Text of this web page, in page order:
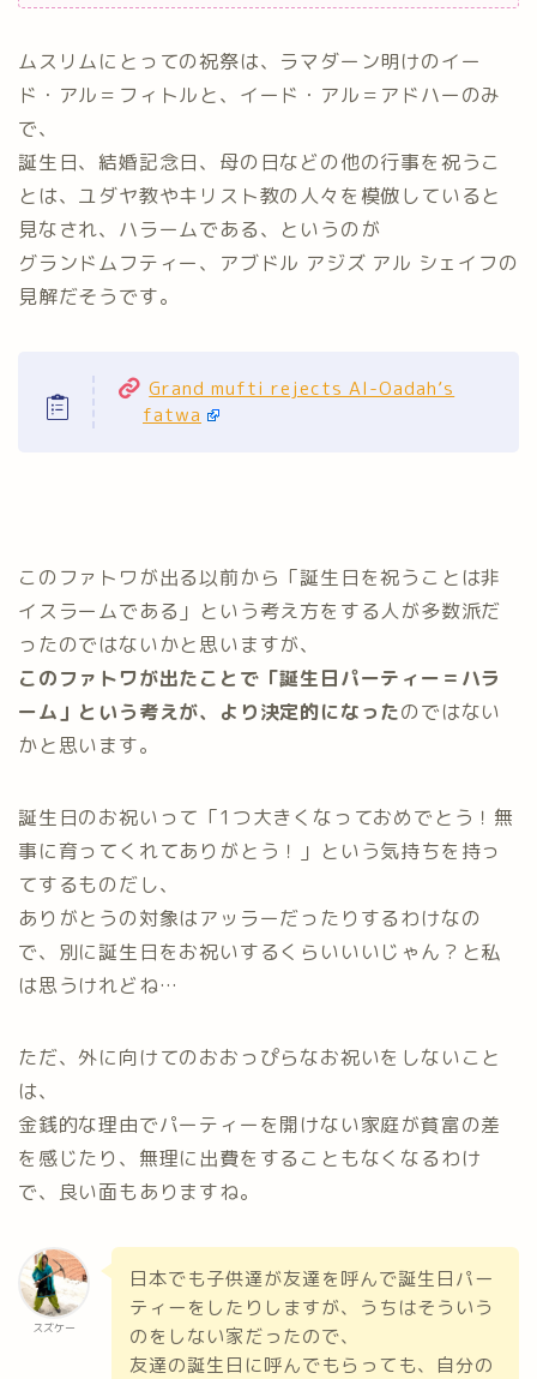
ムスリムにとっての祝祭は、ラマダーン明けのイー
ド・アル＝フィトルと、イード・アル＝アドハーのみ
で、
誕生日、結婚記念日、母の日などの他の行事を祝うこ
とは、ユダヤ教やキリスト教の人々を模倣していると
見なされ、ハラームである、というのが
グランドムフティー、アブドル アジズ アル シェイフの
見解だそうです。
Grand mufti rejects Al-Oadah’s
fatwa
このファトワが出る以前から「誕生日を祝うことは非
イスラームである」という考え方をする人が多数派だ
ったのではないかと思いますが、
このファトワが出たことで「誕生日パーティー＝ハラ
ーム」という考えが、より決定的になったのではない
かと思います。
誕生日のお祝いって「1つ大きくなっておめでとう！無
事に育ってくれてありがとう！」という気持ちを持っ
てするものだし、
ありがとうの対象はアッラーだったりするわけなの
で、別に誕生日をお祝いするくらいいいじゃん？と私
は思うけれどね…
ただ、外に向けてのおおっぴらなお祝いをしないこと
は、
金銭的な理由でパーティーを開けない家庭が貧富の差
を感じたり、無理に出費をすることもなくなるわけ
で、良い面もありますね。
スズケー
日本でも子供達が友達を呼んで誕生日パー
ティーをしたりしますが、うちはそういう
のをしない家だったので、
友達の誕生日に呼んでもらっても、自分の